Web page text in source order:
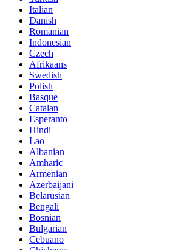
Italian
Danish
Romanian
Indonesian
Czech
Afrikaans
Swedish
Polish
Basque
Catalan
Esperanto
Hindi
Lao
Albanian
Amharic
Armenian
Azerbaijani
Belarusian
Bengali
Bosnian
Bulgarian
Cebuano